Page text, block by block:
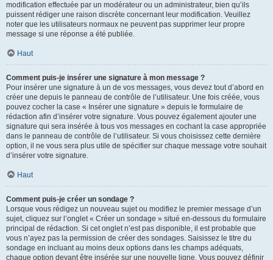
modification effectuée par un modérateur ou un administrateur, bien qu’ils
puissent rédiger une raison discrète concernant leur modification. Veuillez
noter que les utilisateurs normaux ne peuvent pas supprimer leur propre
message si une réponse a été publiée.
Haut
Comment puis-je insérer une signature à mon message ?
Pour insérer une signature à un de vos messages, vous devez tout d’abord en
créer une depuis le panneau de contrôle de l’utilisateur. Une fois créée, vous
pouvez cocher la case « Insérer une signature » depuis le formulaire de
rédaction afin d’insérer votre signature. Vous pouvez également ajouter une
signature qui sera insérée à tous vos messages en cochant la case appropriée
dans le panneau de contrôle de l’utilisateur. Si vous choisissez cette dernière
option, il ne vous sera plus utile de spécifier sur chaque message votre souhait
d’insérer votre signature.
Haut
Comment puis-je créer un sondage ?
Lorsque vous rédigez un nouveau sujet ou modifiez le premier message d’un
sujet, cliquez sur l’onglet « Créer un sondage » situé en-dessous du formulaire
principal de rédaction. Si cet onglet n’est pas disponible, il est probable que
vous n’ayez pas la permission de créer des sondages. Saisissez le titre du
sondage en incluant au moins deux options dans les champs adéquats,
chaque option devant être insérée sur une nouvelle ligne. Vous pouvez définir